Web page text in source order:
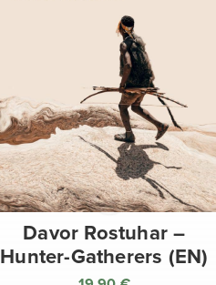
Davor Rostuhar –
Hunter-Gatherers (EN)